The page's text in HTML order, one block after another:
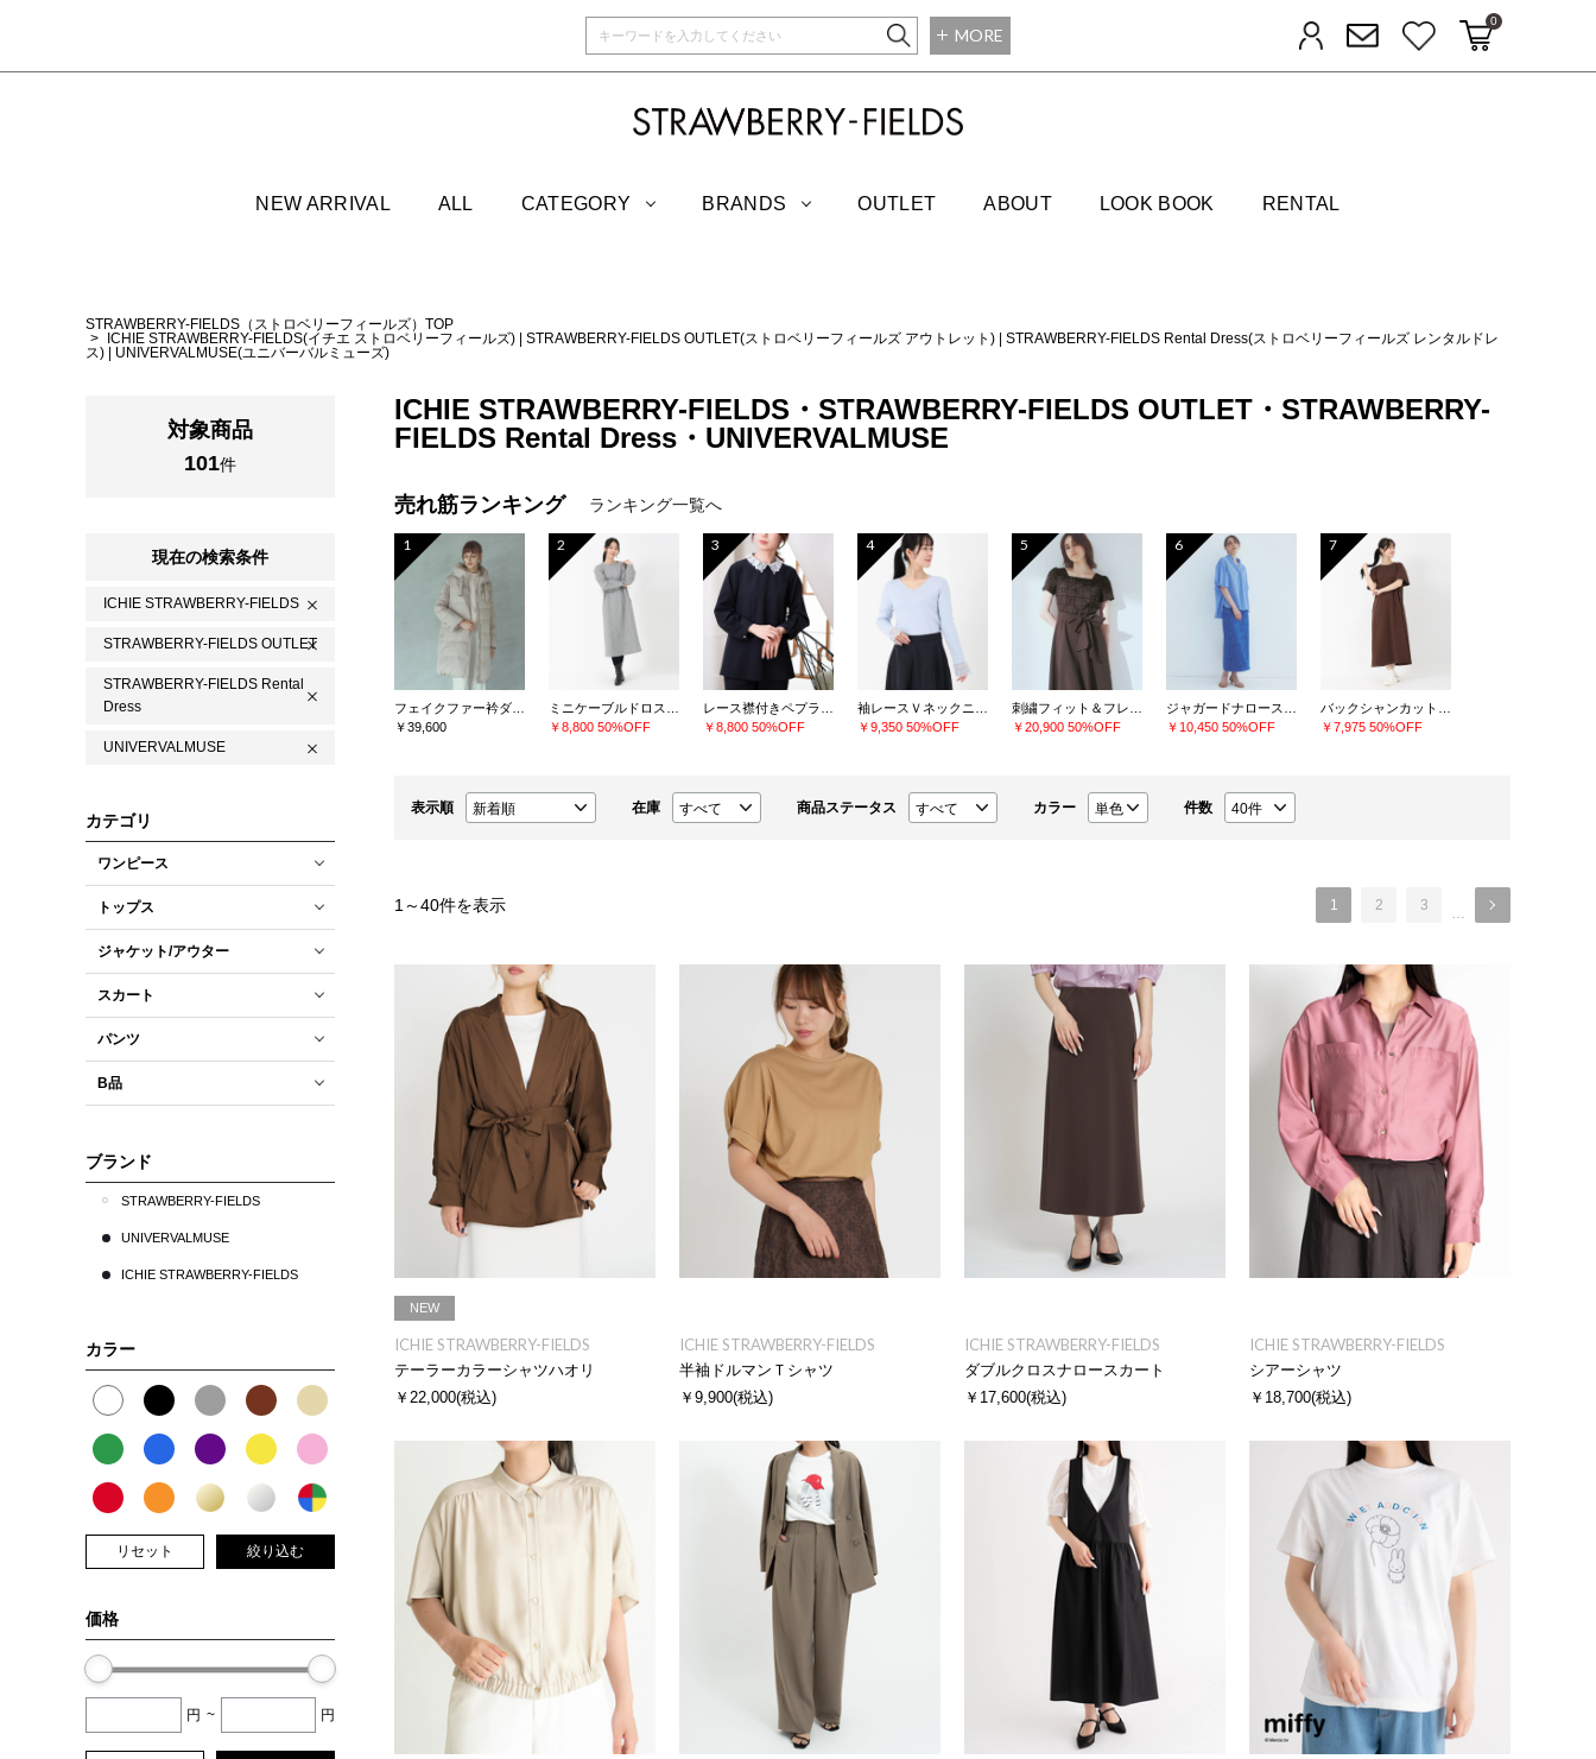
MORE ログイン メルマガ登録お気に入りカートに入れる
0
NEW ARRIVAL ALL CATEGORY BRANDS OUTLET ABOUT LOOK BOOK RENTAL
STRAWBERRY-FIELDS（ストロベリーフィールズ）TOP
ICHIE STRAWBERRY-FIELDS(イチエ ストロベリーフィールズ)
STRAWBERRY-FIELDS OUTLET(ストロベリーフィールズ アウトレット)
STRAWBERRY-FIELDS Rental Dress(ストロベリーフィールズ レンタルドレ
ス)
UNIVERVALMUSE(ユニバーバルミューズ)
対象商品
101件
現在の検索条件
ICHIE STRAWBERRY-FIELDS
STRAWBERRY-FIELDS OUTLET
STRAWBERRY-FIELDS Rental
Dress
UNIVERVALMUSE
カテゴリ
ワンピース
トップス
ジャケット/アウター
スカート
パンツ
B品
ブランド
STRAWBERRY-FIELDS
UNIVERVALMUSE
ICHIE STRAWBERRY-FIELDS
カラー
リセット 絞り込む
価格
円 ~ 円
ICHIE STRAWBERRY-FIELDS・STRAWBERRY-FIELDS OUTLET・STRAWBERRY-
FIELDS Rental Dress・UNIVERVALMUSE
売れ筋ランキング ランキング一覧へ
1
￥39,600
2
￥8,800 50%OFF
3
￥8,800 50%OFF
4
￥9,350 50%OFF
5
￥20,900 50%OFF
6
￥10,450 50%OFF
7
￥7,975 50%OFF
表示順 在庫 商品ステータス カラー 件数
1 ～40件を表示 1 2 3 …
NEW
ICHIE STRAWBERRY-FIELDS
テーラーカラーシャツハオリ
￥22,000(税込)
ICHIE STRAWBERRY-FIELDS
半袖ドルマンＴシャツ
￥9,900(税込)
ICHIE STRAWBERRY-FIELDS
ダブルクロスナロースカート
￥17,600(税込)
ICHIE STRAWBERRY-FIELDS
シアーシャツ
￥18,700(税込)